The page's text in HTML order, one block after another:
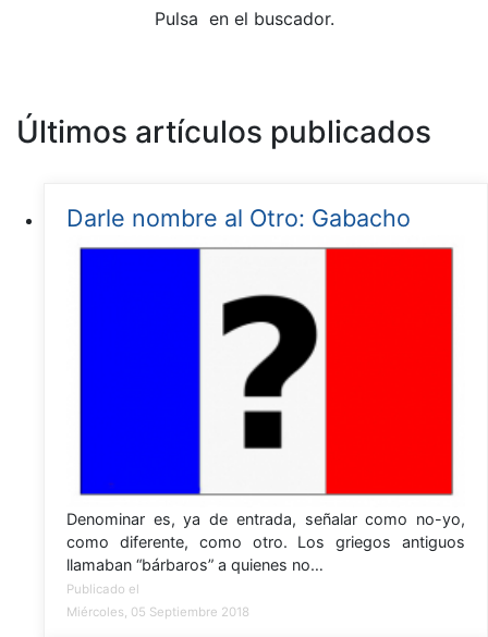
Pulsa en el buscador.
Últimos artículos publicados
Darle nombre al Otro: Gabacho
Denominar es, ya de entrada, señalar como no-yo,
como diferente, como otro. Los griegos antiguos
llamaban “bárbaros” a quienes no…
Publicado el
Miércoles, 05 Septiembre 2018